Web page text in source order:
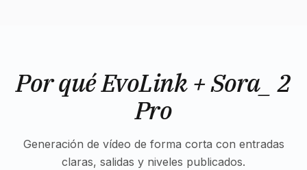
Por qué EvoLink + Sora_ 2
Pro
Generación de vídeo de forma corta con entradas
claras, salidas y niveles publicados.